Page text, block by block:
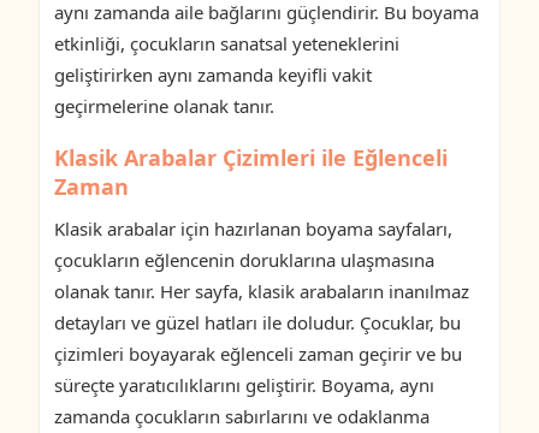
aynı zamanda aile bağlarını güçlendirir. Bu boyama
etkinliği, çocukların sanatsal yeteneklerini
geliştirirken aynı zamanda keyifli vakit
geçirmelerine olanak tanır.
Klasik Arabalar Çizimleri ile Eğlenceli
Zaman
Klasik arabalar için hazırlanan boyama sayfaları,
çocukların eğlencenin doruklarına ulaşmasına
olanak tanır. Her sayfa, klasik arabaların inanılmaz
detayları ve güzel hatları ile doludur. Çocuklar, bu
çizimleri boyayarak eğlenceli zaman geçirir ve bu
süreçte yaratıcılıklarını geliştirir. Boyama, aynı
zamanda çocukların sabırlarını ve odaklanma